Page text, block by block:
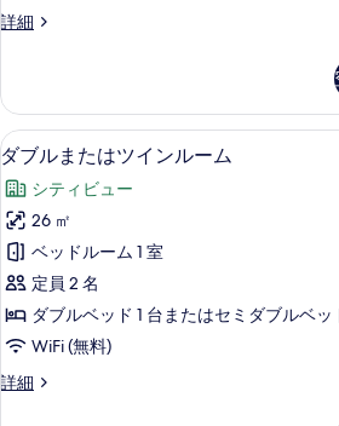
す
ダ
ル
ベ
ッ
ド
1
台
バ
リ
ア
フ
詳細
ス
ア
ル
ー
ム
ダ
ブ
ル
ベ
ッ
ド
台
バ
リ
ダ
ブ
ル
ま
た
は
ツ
ン
高級寝
6
ダブルまたはツインルーム
シティビュー
26 ㎡
ベッドルーム 1 室
定員 2 名
ダブルベッド 1 台またはセミダブルベッ
WiFi (無料)
詳細
ダ